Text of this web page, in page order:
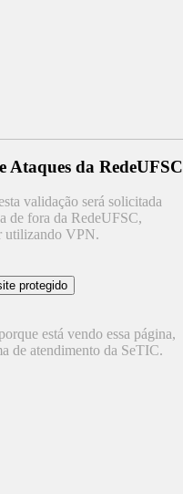
Ataques da RedeUFSC
validação será solicitada
de fora da RedeUFSC,
utilizando VPN.
está vendo essa página,
de atendimento da SeTIC.